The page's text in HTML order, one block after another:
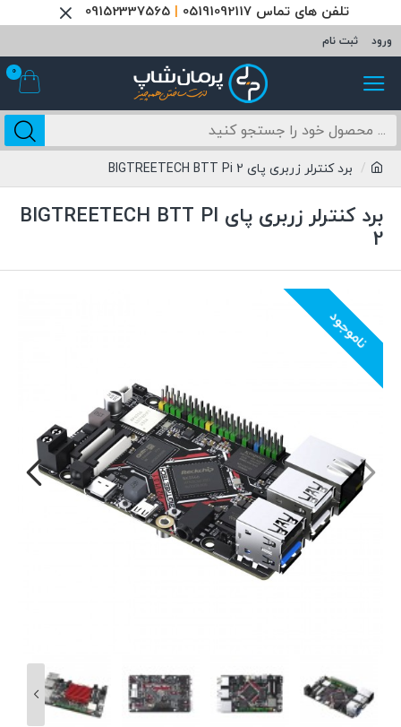
تلفن های تماس 05191092117 09152337565
ورود ثبت نام
0
برد کنترلر زربری پای BIGTREETECH BTT Pi 2
برد کنترلر زربری پای BIGTREETECH BTT PI
2
ناموجود